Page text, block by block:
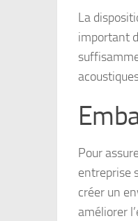
La
important
Pour
entreprise
créer un
améliorer